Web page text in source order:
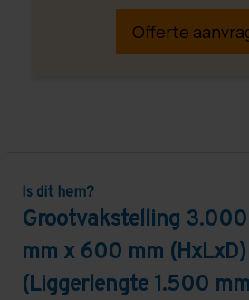
Offerte
Is dit hem?
Grootvakstelling
mm x 600 mm
(Liggerlengte 1.500